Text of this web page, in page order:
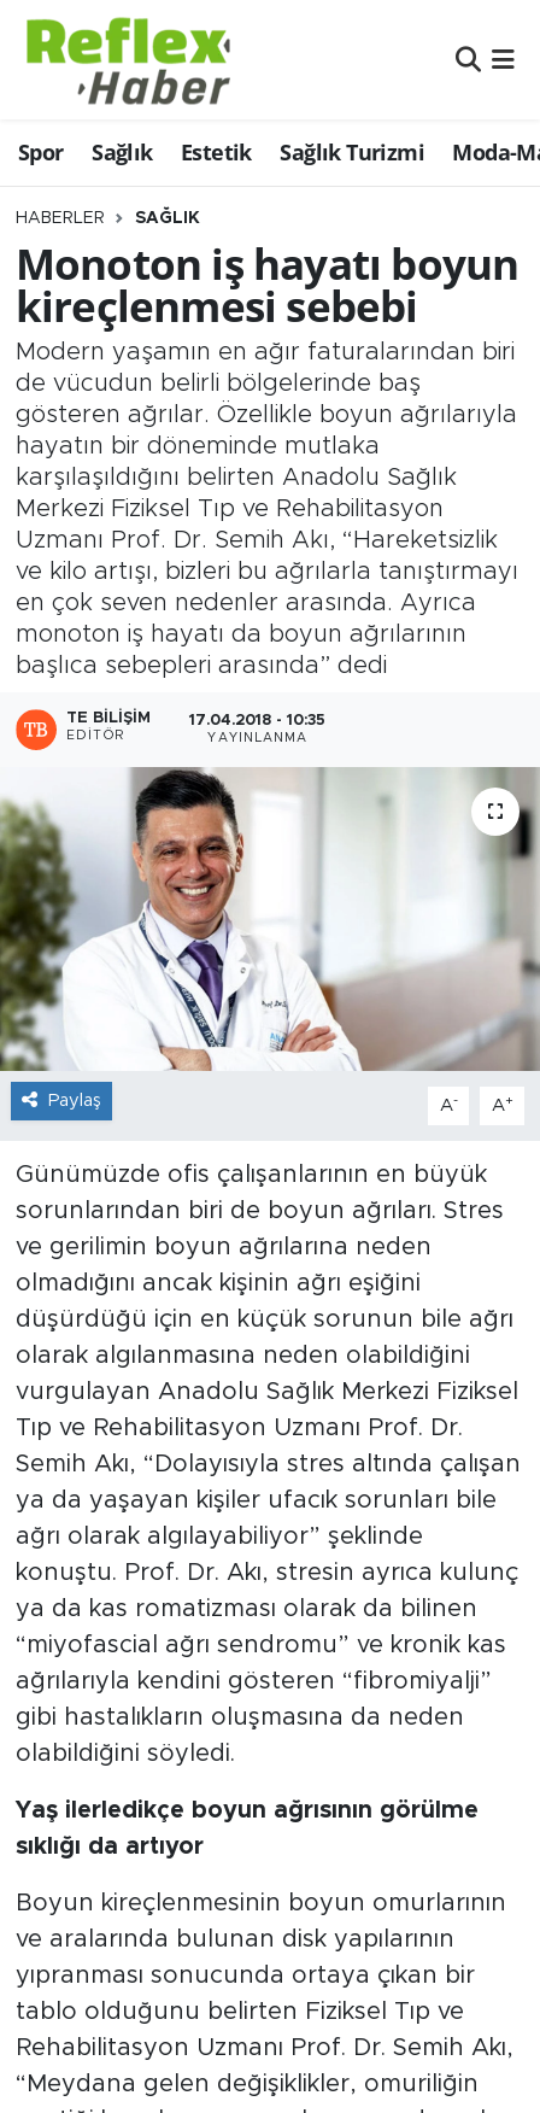
Spor Sağlık Estetik Sağlık Turizmi Moda-
HABERLER SAĞLIK
Monoton iş hayatı boyun
kireçlenmesi sebebi
Modern yaşamın en ağır faturalarından biri
de vücudun belirli bölgelerinde baş
gösteren ağrılar. Özellikle boyun ağrılarıyla
hayatın bir döneminde mutlaka
karşılaşıldığını belirten Anadolu Sağlık
Merkezi Fiziksel Tıp ve Rehabilitasyon
Uzmanı Prof. Dr. Semih Akı, “Hareketsizlik
ve kilo artışı, bizleri bu ağrılarla tanıştırmayı
en çok seven nedenler arasında. Ayrıca
monoton iş hayatı da boyun ağrılarının
başlıca sebepleri arasında” dedi
TE BILIŞIM
EDITÖR
17.04.2018 - 10:35
YAYINLANMA
Paylaş A- A+
Günümüzde ofis çalışanlarının en büyük
sorunlarından biri de boyun ağrıları. Stres
ve gerilimin boyun ağrılarına neden
olmadığını ancak kişinin ağrı eşiğini
düşürdüğü için en küçük sorunun bile ağrı
olarak algılanmasına neden olabildiğini
vurgulayan Anadolu Sağlık Merkezi Fiziksel
Tıp ve Rehabilitasyon Uzmanı Prof. Dr.
Semih Akı, “Dolayısıyla stres altında çalışan
ya da yaşayan kişiler ufacık sorunları bile
ağrı olarak algılayabiliyor” şeklinde
konuştu. Prof. Dr. Akı, stresin ayrıca kulunç
ya da kas romatizması olarak da bilinen
“miyofascial ağrı sendromu” ve kronik kas
ağrılarıyla kendini gösteren “fibromiyalji”
gibi hastalıkların oluşmasına da neden
olabildiğini söyledi.
Yaş ilerledikçe boyun ağrısının görülme
sıklığı da artıyor
Boyun kireçlenmesinin boyun omurlarının
ve aralarında bulunan disk yapılarının
yıpranması sonucunda ortaya çıkan bir
tablo olduğunu belirten Fiziksel Tıp ve
Rehabilitasyon Uzmanı Prof. Dr. Semih Akı,
“Meydana gelen değişiklikler, omuriliğin
Eğitim
Estetik
Firmalardan
Güncel
İş ve Ekonomi
Moda-Magazin-Eğlence
Sağlık
Sağlık Turizmi
Sanat
Spor
Teknoloji
Nöbetçi Eczaneler
Hava Durumu
Namaz Vakitleri
Trafik Durumu
Şampiyonlar Ligi Puan Durumu ve Fikstür
Son Dakika Haberleri
Haber Arşivi